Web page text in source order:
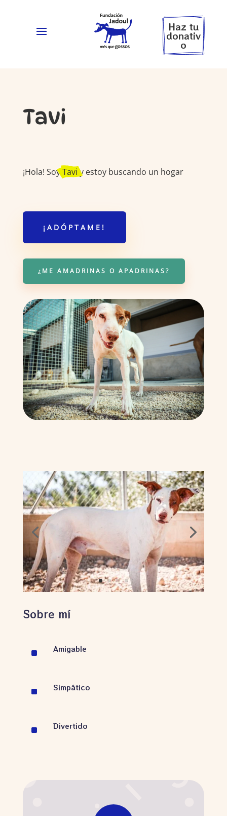
Haz tu
donativ
o
Tavi
¡Hola! SoyTaviy estoy buscando un hogar
¡ADÓPTAME!
¿ME AMADRINAS O APADRINAS?
Sobre mí
^ Amigable
^ Simpático
^ Divertido